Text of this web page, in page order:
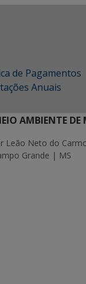
de Pagamentos
Anuais
AMBIENTE DE
Leão Neto do
Grande | MS